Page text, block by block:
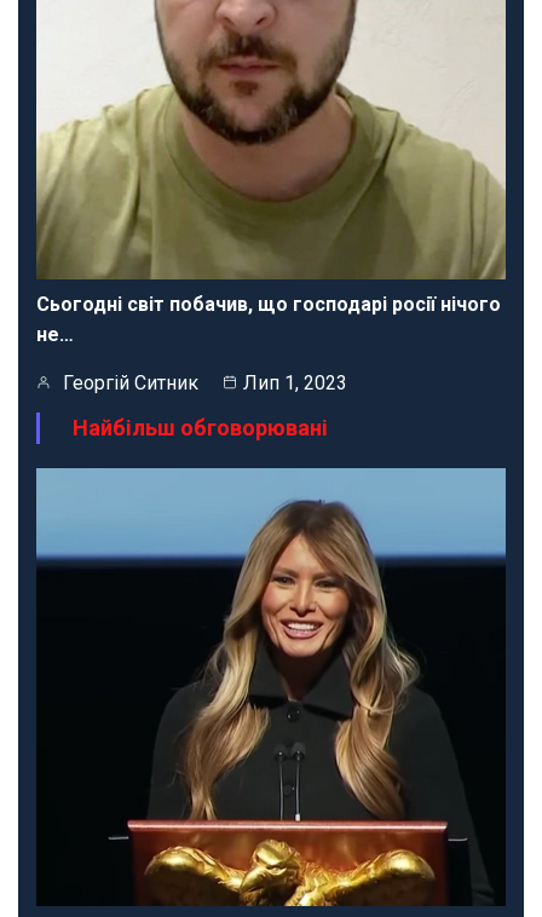
Сьогодні світ побачив, що господарі росії нічого
не…
Георгій Ситник Лип 1, 2023
Найбільш обговорювані